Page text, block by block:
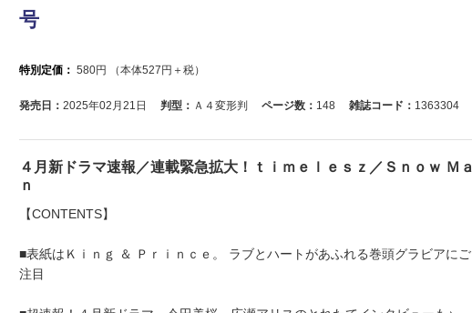
号
特別定価： 580円 （本体527 円＋税）
発売日： 2025年02月21日 判型： Ａ４変形判 ページ数： 148 雑誌コード： 1363304
４月新ドラマ速報／連載緊急拡大！ｔｉｍｅｌｅｓｚ／Ｓｎｏｗ Ｍａ
ｎ
【CONTENTS】
■表紙はＫｉｎｇ ＆ Ｐｒｉｎｃｅ。 ラブとハートがあふれる巻頭グラビアにご
注目